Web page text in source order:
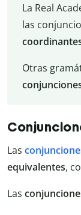
La Real
las
Otras
Las
equivalentes,
Las